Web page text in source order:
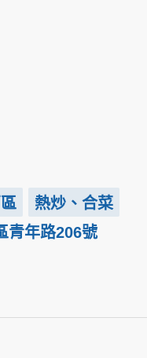
熱炒、合菜
青年路206號